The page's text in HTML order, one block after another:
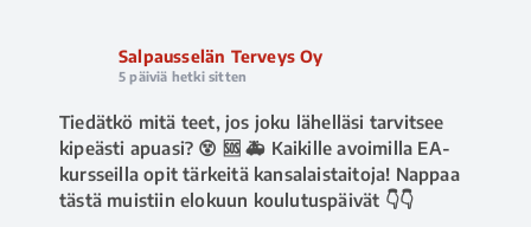
Salpausselän Terveys Oy
5 päiviä hetki sitten
Tiedätkö mitä teet, jos joku lähelläsi tarvitsee
kipeästi apuasi? 😵 🆘 🚑 Kaikille avoimilla EA-
kursseilla opit tärkeitä kansalaistaitoja! Nappaa
tästä muistiin elokuun koulutuspäivät 👇👇